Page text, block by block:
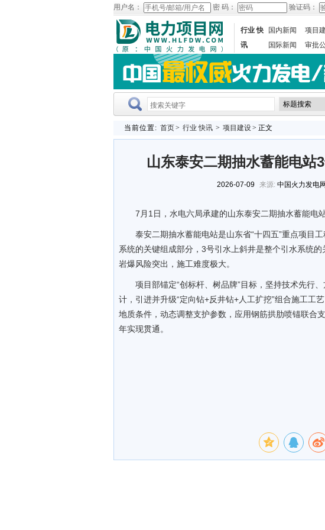
用户名： 密 码： 验证码：
行业 快
讯
国内新闻 项目
国际新闻
审批
当前位置: 首页> 行业 快讯 > 项目建设> 正文
山东泰安二期抽水蓄能电站
2026-07-09 来源: 中国火力发电
7月1日，水电六局承建的山东泰安二期抽水蓄能电
泰安二期抽水蓄能电站是山东省“十四五”重点项目
系统的关键组成部分，3号引水上斜井是整个引水系统
岩爆风险突出，施工难度极大。
项目部锚定“创标杆、树品牌”目标，坚持技术先行
计，引进并升级“定向钻+反井钻+人工扩挖”组合施工工
地质条件，动态调整支护参数，应用钢筋拱肋喷锚联合
年实现贯通。